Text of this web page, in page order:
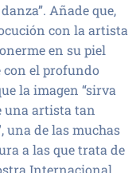
Añade que,
con la artista
en su piel
con el profundo
la imagen “sirva
una artista tan
una de las muchas
a las que trata de
Internacional